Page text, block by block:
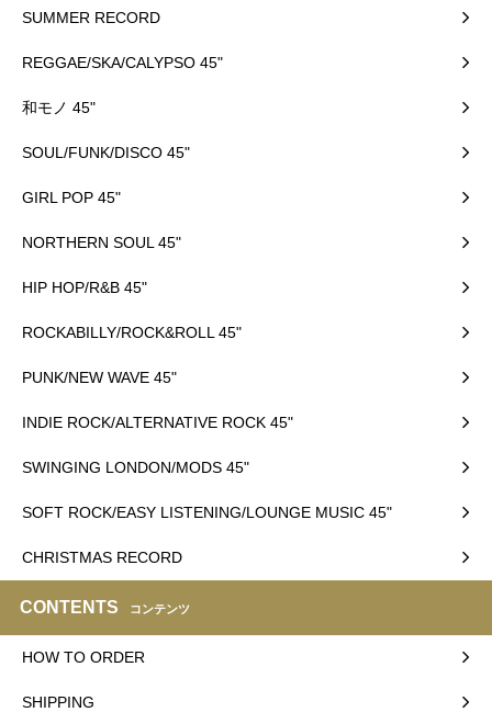
SUMMER RECORD
REGGAE/SKA/CALYPSO 45"
和モノ 45"
SOUL/FUNK/DISCO 45"
GIRL POP 45"
NORTHERN SOUL 45"
HIP HOP/R&B 45"
ROCKABILLY/ROCK&ROLL 45"
PUNK/NEW WAVE 45"
INDIE ROCK/ALTERNATIVE ROCK 45"
SWINGING LONDON/MODS 45"
SOFT ROCK/EASY LISTENING/LOUNGE MUSIC 45"
CHRISTMAS RECORD
CONTENTS コンテンツ
HOW TO ORDER
SHIPPING